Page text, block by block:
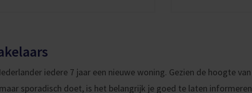
iedere 7 jaar een nieuwe woning. Gezien de hoogte van
sporadisch doet, is het belangrijk je goed te laten informeren